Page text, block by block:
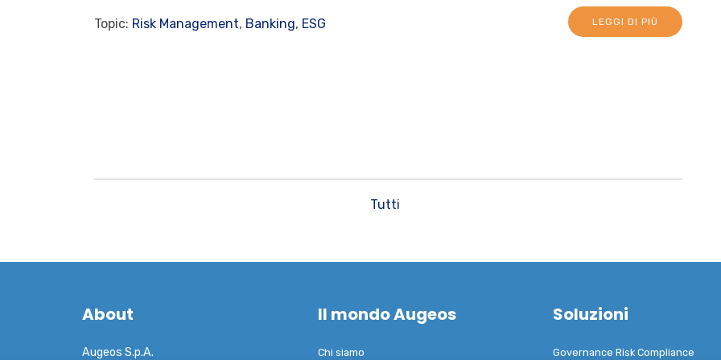
Topic: Risk Management, Banking, ESG LEGGI DI PIÙ
Tutti
About
Augeos S.p.A.
Il mondo Augeos
Chi siamo
Soluzioni
Governance Risk Compliance